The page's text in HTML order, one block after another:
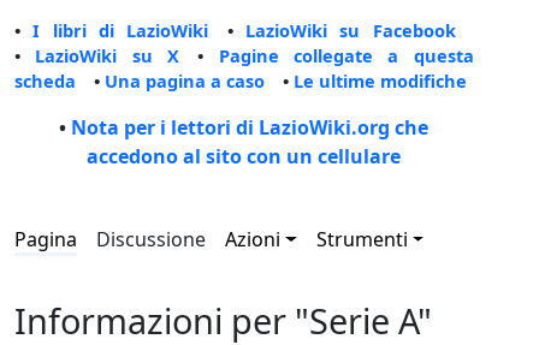
•I libri di LazioWiki • LazioWiki su Facebook
• LazioWiki su X • Pagine collegate a questa
scheda • Una pagina a caso • Le ultime modifiche
• Nota per i lettori di LazioWiki.org che
accedono al sito con un cellulare
Pagina Discussione Azioni Strumenti
Informazioni per "Serie A"